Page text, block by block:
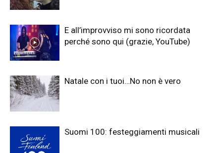
E all’improvviso mi sono ricordata
perché sono qui (grazie, YouTube)
Natale con i tuoi…No non è vero
Suomi 100: festeggiamenti musicali